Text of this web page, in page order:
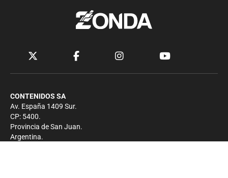
CONTENIDOS SA
Av. España 1409 Sur.
CP: 5400.
Provincia de San Juan.
Argentina.